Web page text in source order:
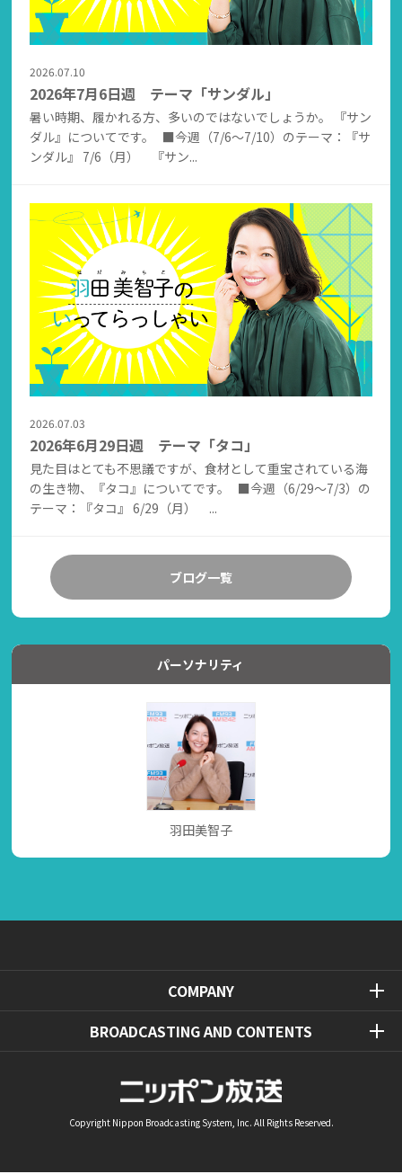
2026.07.10
2026年7月6日週 テーマ「サンダル」
暑い時期、履かれる方、多いのではないでしょうか。 『サン
ダル』についてです。 ■今週（7/6～7/10）のテーマ：『サ
ンダル』 7/6（月） 『サン...
2026.07.03
2026年6月29日週 テーマ「タコ」
見た目はとても不思議ですが、食材として重宝されている海
の生き物、『タコ』についてです。 ■今週（6/29～7/3）の
テーマ：『タコ』 6/29（月） ...
ブログ一覧
パーソナリティ
羽田美智子
COMPANY
BROADCASTING AND CONTENTS
Copyright Nippon Broadcasting System, Inc. All Rights Reserved.